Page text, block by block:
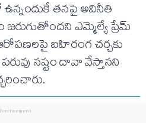
తనపై అవినీతి
ఎమ్మెల్యే ప్రేమ్
బహిరంగ చర్చకు
నష్టం దావా వేస్తానని